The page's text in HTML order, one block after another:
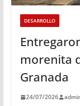
DESARROLLO
morenita
Granada
24/07/2026